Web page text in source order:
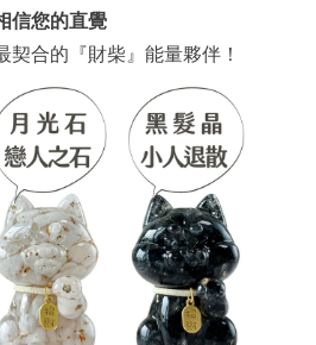
信您的直覺
契合的『財柴』能量夥伴！